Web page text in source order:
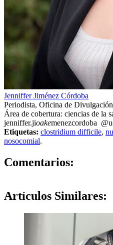
Jenniffer Jiménez Córdoba
Periodista, Oficina de
Área de cobertura: ciencias de la
jenniffer.jioakemenezcordoba
Etiquetas: clostridium difficile,
nosocomial.
Comentarios:
Artículos Similares: